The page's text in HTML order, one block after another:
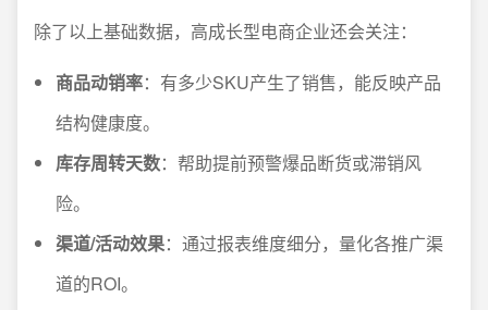
除了以上基础数据，高成长型电商企业还会关注：
商品动销率：有多少SKU产生了销售，能反映产品
结构健康度。
库存周转天数：帮助提前预警爆品断货或滞销风
险。
渠道/活动效果：通过报表维度细分，量化各推广渠
道的ROI。